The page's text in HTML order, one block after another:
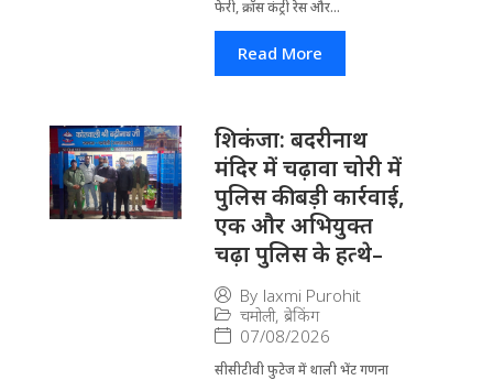
फेरी, क्रॉस कंट्री रेस और...
Read More
​शिकंजा: बदरीनाथ
मंदिर में चढ़ावा चोरी में
पुलिस की बड़ी कार्रवाई,
एक और अभियुक्त
चढ़ा पुलिस के हत्थे–
By laxmi Purohit
चमोली, ब्रेकिंग
07/08/2026
सीसीटीवी फुटेज में थाली भेंट गणना